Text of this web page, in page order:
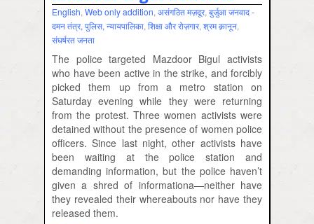
English, Web only addition, असंगठित मज़दूर, बुर्जुआ जनवाद -
दमन तंत्र, पुलिस, न्‍यायपालिका, शिक्षा और रोज़गार, श्रम क़ानून,
संघर्षरत जनता
The police targeted Mazdoor Bigul activists
who have been active in the strike, and forcibly
picked them up from a metro station on
Saturday evening while they were returning
from the protest. Three women activists were
detained without the presence of women police
officers. Since last night, other activists have
been waiting at the police station and
demanding information, but the police haven’t
given a shred of informationa—neither have
they revealed their whereabouts nor have they
released them.